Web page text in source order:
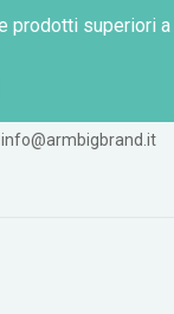
prodotti superiori a
info@armbigbrand.it